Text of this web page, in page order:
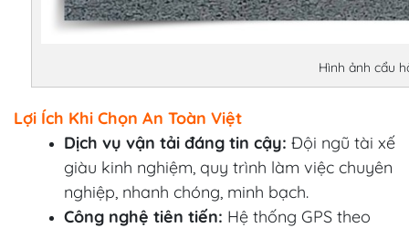
Hình ảnh cẩu
Lợi Ích Khi Chọn An Toàn Việt
Dịch vụ vận tải đáng tin cậy: Đội ngũ tài xế
giàu kinh nghiệm, quy trình làm việc chuyên
nghiệp, nhanh chóng, minh bạch.
Công nghệ tiên tiến: Hệ thống GPS theo